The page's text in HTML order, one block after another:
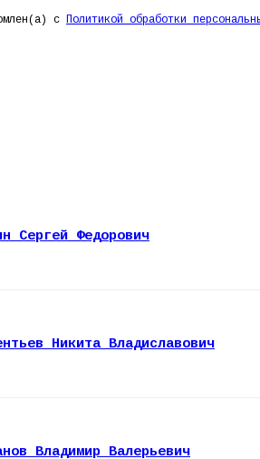
с Политикой обработки
Сергей Федорович
Никита Владиславович
Владимир Валерьевич